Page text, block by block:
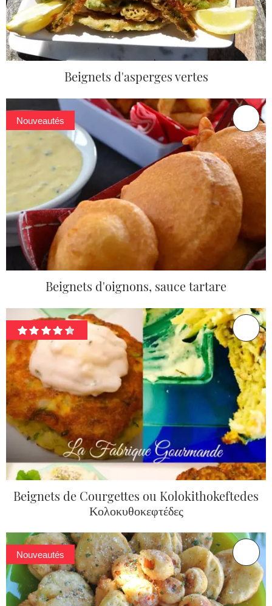
Beignets d'asperges vertes
Nouveautés
Beignets d'oignons, sauce tartare
Beignets de Courgettes ou Kolokithokeftedes
Κολοκυθοκεφτέδες
Nouveautés